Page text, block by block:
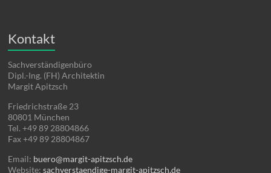
Kontakt
Sachverständigenbüro
Dipl.-Ing. (FH) Architektin
Margit Apitzsch
Friedrichstraße 23
80801 München
Tel.+49 89 28804866
Fax+49 89 28804867
Email: buero@margit-apitzsch.de
Website:sachverstaendige-margit-apitzsch.de